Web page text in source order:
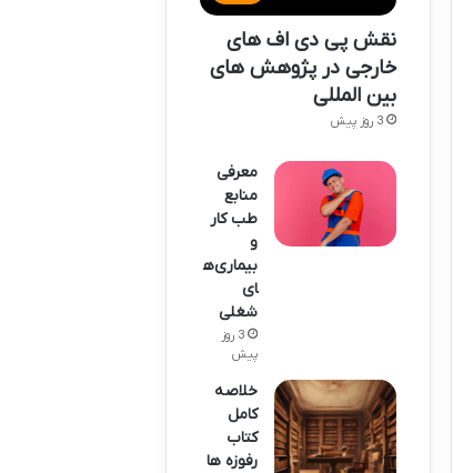
نقش پی دی اف های
خارجی در پژوهش های
بین المللی
3 روز پیش
معرفی
منابع
طب کار
و
بیماری‌ه
ای
شغلی
3 روز
پیش
خلاصه
کامل
کتاب
رفوزه ها